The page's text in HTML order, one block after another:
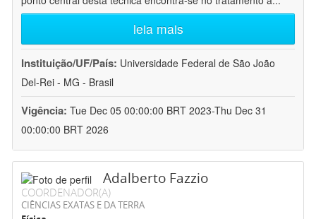
leia mais
Instituição/UF/País: Universidade Federal de São João
Del-Rei - MG - Brasil
Vigência: Tue Dec 05 00:00:00 BRT 2023-Thu Dec 31
00:00:00 BRT 2026
Adalberto Fazzio
COORDENADOR(A)
CIÊNCIAS EXATAS E DA TERRA